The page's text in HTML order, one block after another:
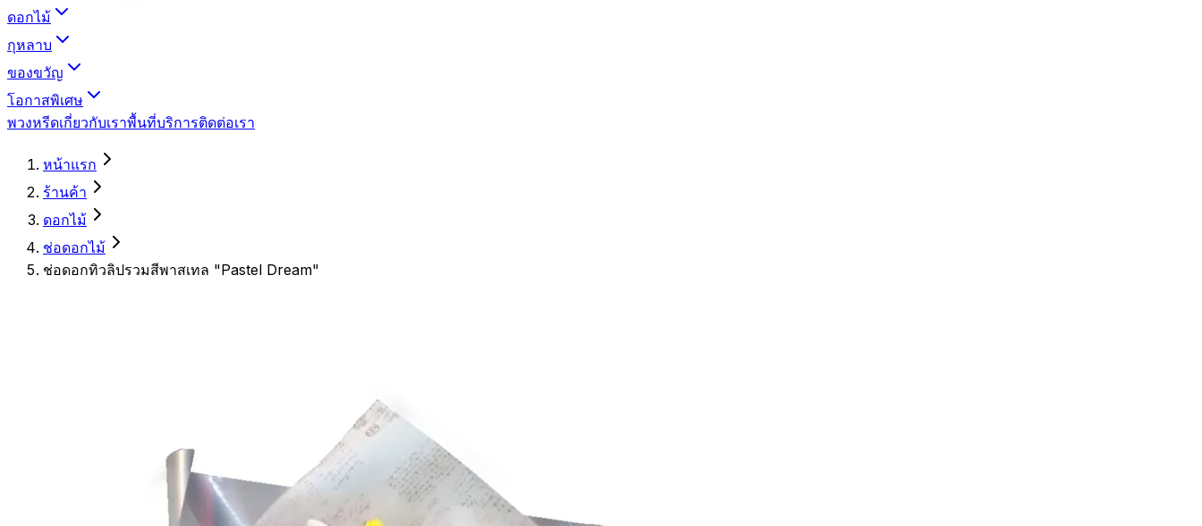
ดอกไม้
กุหลาบ
ของขวัญ
โอกาสพิเศษ
พวงหรีดเกี่ยวกับเราพื้นที่บริการติดต่อเรา
หน้าแรก
ร้านค้า
ดอกไม้
ช่อดอกไม้
ช่อดอกทิวลิปรวมสีพาสเทล "Pastel Dream"